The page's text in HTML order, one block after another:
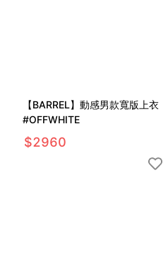
【BARREL】動感男款寬版上衣
#OFFWHITE
$2960